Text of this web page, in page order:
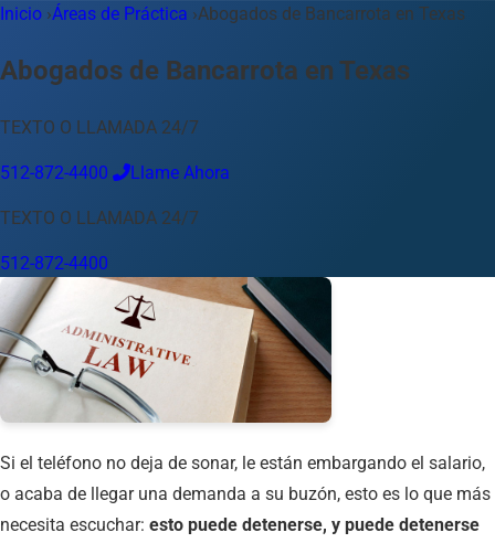
Llame 24/7 · 512-872-4400 Envíe un Texto
Áreas de Práctica
Más de 50 temas
Acerca de Nosotros
Français
Su Ubicación
Austin 512-872-4400
Cambiar ubicación
Usar mi ubicación
Amarillo Beaumont Corpus Christi
El Paso
Fort Worth Houston Laredo Longview
Inicio ›Áreas de Práctica ›Abogados de Bancarrota en Texas
Abogados de Bancarrota en Texas
TEXTO O LLAMADA 24/7
512-872-4400 Llame Ahora
TEXTO O LLAMADA 24/7
512-872-4400
Si el teléfono no deja de sonar, le están embargando el salario,
o acaba de llegar una demanda a su buzón, esto es lo que más
necesita escuchar: esto puede detenerse, y puede detenerse